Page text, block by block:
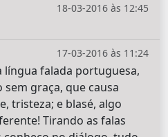
18-03-2016 às 12:45
17-03-2016 às 11:24
língua falada portuguesa,
graça, que causa
tristeza; e blasé, algo
Tirando as falas